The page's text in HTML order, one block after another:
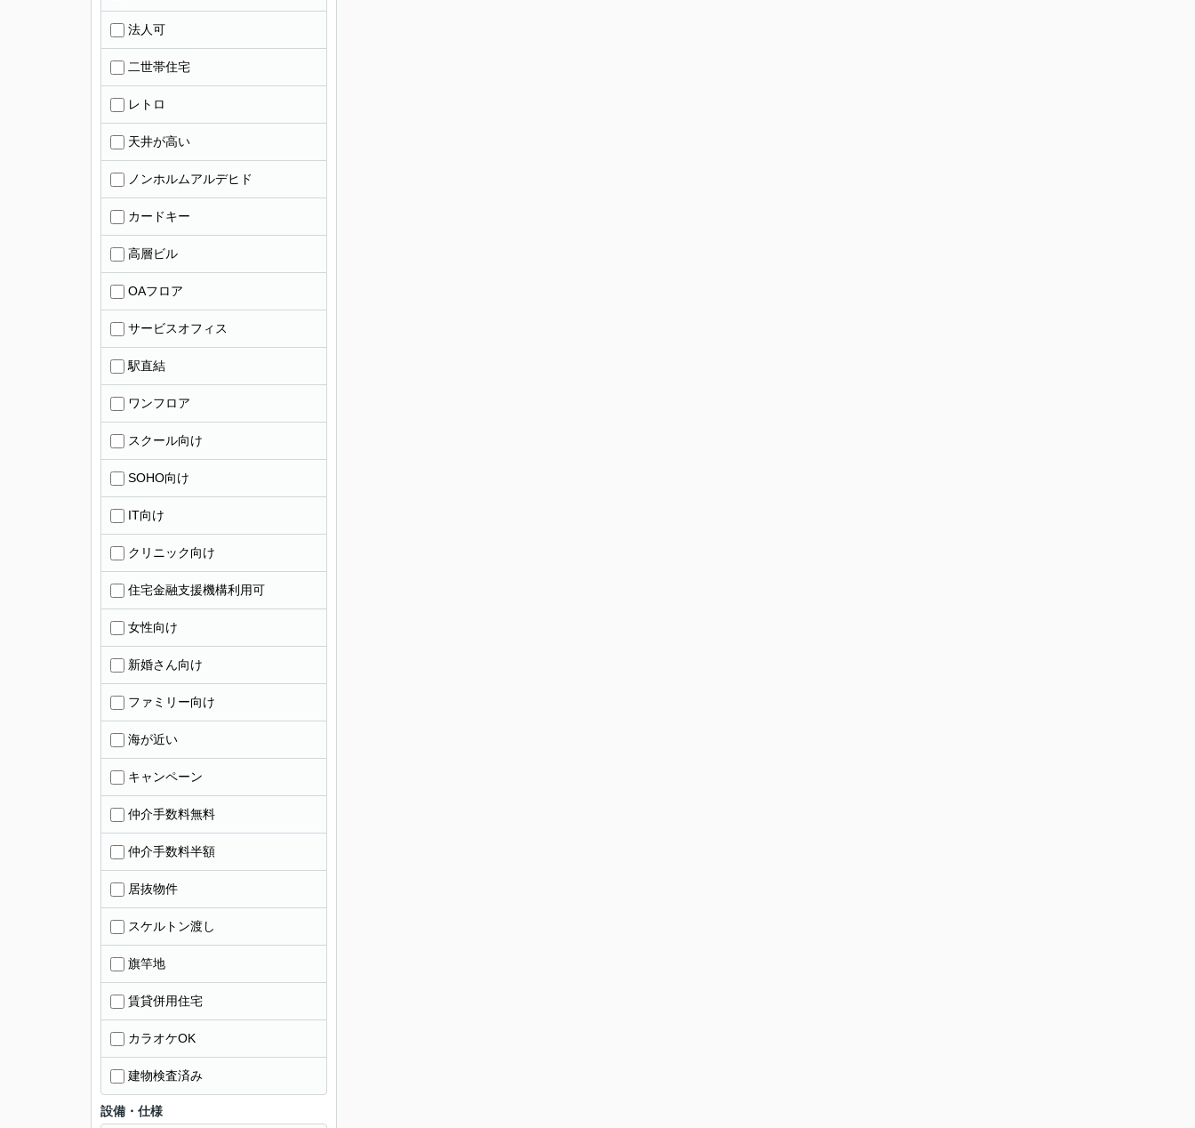
法人可
二世帯住宅
レトロ
天井が高い
ノンホルムアルデヒド
カードキー
高層ビル
OAフロア
サービスオフィス
駅直結
ワンフロア
スクール向け
SOHO向け
IT向け
クリニック向け
住宅金融支援機構利用可
女性向け
新婚さん向け
ファミリー向け
海が近い
キャンペーン
仲介手数料無料
仲介手数料半額
居抜物件
スケルトン渡し
旗竿地
賃貸併用住宅
カラオケOK
建物検査済み
設備・仕様